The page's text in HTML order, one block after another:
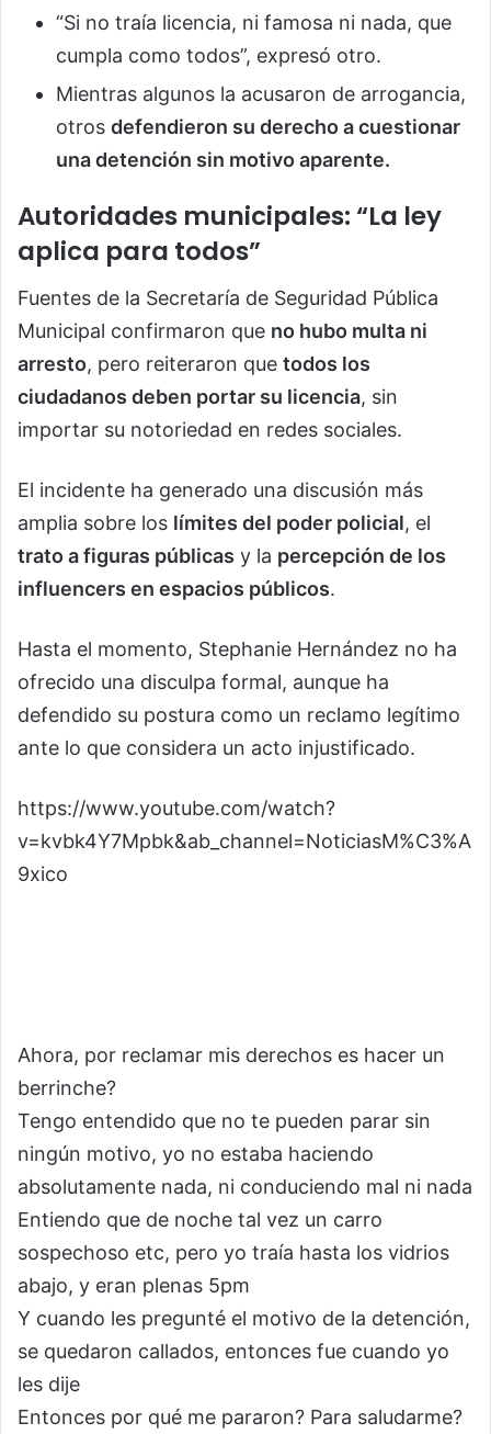
“Si no traía licencia, ni famosa ni nada, que
cumpla como todos”, expresó otro.
Mientras algunos la acusaron de arrogancia,
otros defendieron su derecho a cuestionar
una detención sin motivo aparente.
Autoridades municipales: “La ley
aplica para todos”
Fuentes de la Secretaría de Seguridad Pública
Municipal confirmaron que no hubo multa ni
arresto, pero reiteraron que todos los
ciudadanos deben portar su licencia, sin
importar su notoriedad en redes sociales.
El incidente ha generado una discusión más
amplia sobre los límites del poder policial, el
trato a figuras públicas y la percepción de los
influencers en espacios públicos.
Hasta el momento, Stephanie Hernández no ha
ofrecido una disculpa formal, aunque ha
defendido su postura como un reclamo legítimo
ante lo que considera un acto injustificado.
https://www.youtube.com/watch?
v=kvbk4Y7Mpbk&ab_channel=NoticiasM%C3%A
9xico
Ahora, por reclamar mis derechos es hacer un
berrinche?
Tengo entendido que no te pueden parar sin
ningún motivo, yo no estaba haciendo
absolutamente nada, ni conduciendo mal ni nada
Entiendo que de noche tal vez un carro
sospechoso etc, pero yo traía hasta los vidrios
abajo, y eran plenas 5pm
Y cuando les pregunté el motivo de la detención,
se quedaron callados, entonces fue cuando yo
les dije
Entonces por qué me pararon? Para saludarme?